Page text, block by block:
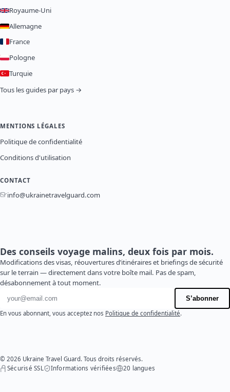
Royaume-Uni
Allemagne
France
Pologne
Turquie
Tous les guides par pays →
MENTIONS LÉGALES
Politique de confidentialité
Conditions d'utilisation
CONTACT
info@ukrainetravelguard.com
Des conseils voyage malins, deux fois par mois.
Modifications des visas, réouvertures d’itinéraires et briefings de sécurité
sur le terrain — directement dans votre boîte mail. Pas de spam,
désabonnement à tout moment.
Adresse e-mail
S’abonner
En vous abonnant, vous acceptez nos Politique de confidentialité.
© 2026 Ukraine Travel Guard. Tous droits réservés.
Sécurisé SSL
Informations vérifiées 20 langues